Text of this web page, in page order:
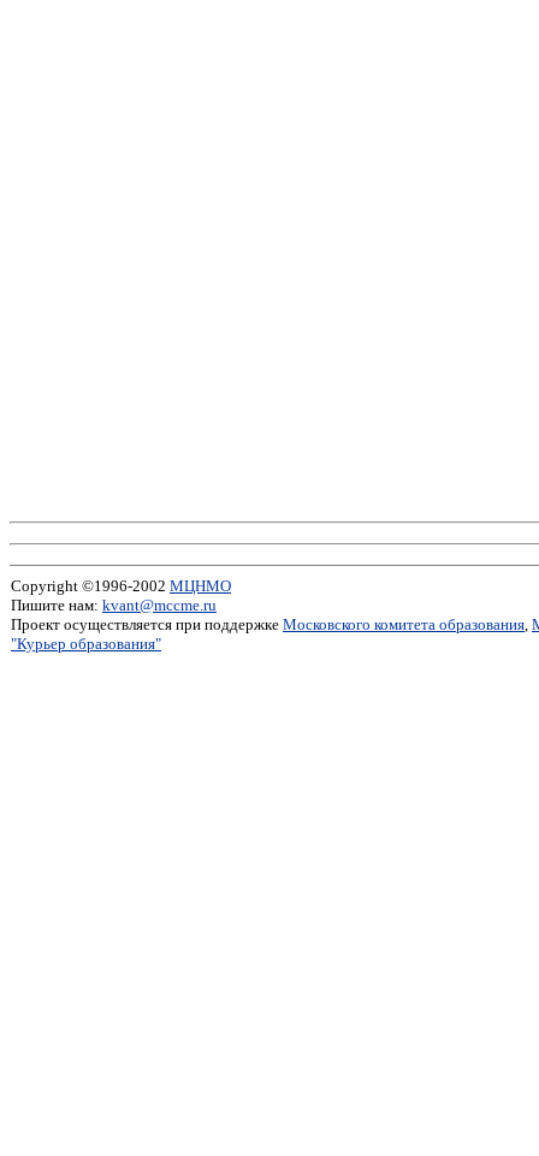
Copyright ©1996-2002 МЦНМО
Пишите нам: kvant@mccme.ru
Проект осуществляется при поддержке Московского комитета образования,
"Курьер образования"